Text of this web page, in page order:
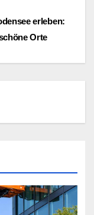
erleben:
Orte